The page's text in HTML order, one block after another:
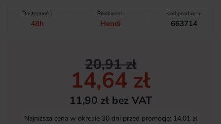
Dostępność:
48h
Producent:
Hendi
Kod produktu:
663714
20,91 zł
14,64 zł
11,90 zł bez VAT
Najniższa cena w okresie 30 dni przed promocją: 14,01 zł